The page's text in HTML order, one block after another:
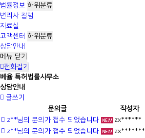
법률정보 하위분류
변리사 칼럼
자료실
고객센터 하위분류
상담안내
메뉴 닫기
전화걸기
베율 특허법률사무소
상담안내
글쓰기
문의글
작성자
z**님의 문의가 접수 되었습니다
zx******
z**님의 문의가 접수 되었습니다
zx*******